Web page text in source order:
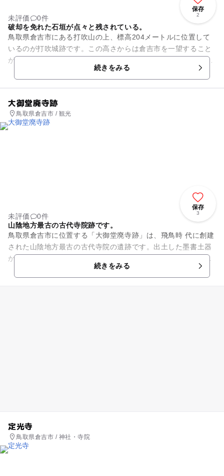
保存
2
未評価
0件
破却を免れた石垣が点々と残されている。
鳥取県倉吉市にある打吹山の上、標高204メートルに位置して
いるのが打吹城跡です。この高さからは倉吉市を一望すること
ができます。作られたのは14世紀中頃と言われています。現在
の鳥取県である伯耆の守...続きをみる
大御堂廃寺跡
鳥取県倉吉市 / 観光
保存
3
未評価
0件
山陰地方最古の古代寺院跡です。
鳥取県倉吉市に位置する「大御堂廃寺跡」は、飛鳥時 代に創建
された山陰地方最古の古代寺院の遺跡です。出土した墨書土器
から寺名は「久米寺」と推定されています。現在は国の史跡に
指定され、歴史公園として...続きをみる
定光寺
鳥取県倉吉市 / 神社・寺院